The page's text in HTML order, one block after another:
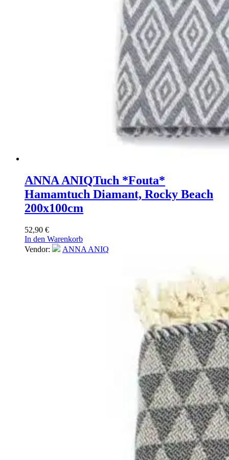
ANNA ANIQTuch *Fouta*
Hamamtuch Diamant, Rocky Beach
200x100cm
52,90 €
In den Warenkorb
Vendor:
ANNA ANIQ